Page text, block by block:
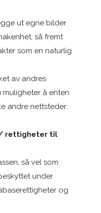
ut egne bilder
så fremt
som en naturlig
av andres
muligheter å enten
andre nettsteder.
rettigheter til
så vel som
under
og